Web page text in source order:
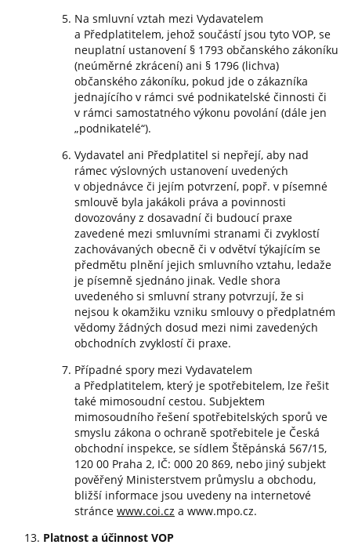
Na smluvní vztah mezi Vydavatelem
a Předplatitelem, jehož součástí jsou tyto VOP, se
neuplatní ustanovení § 1793 občanského zákoníku
(neúměrné zkrácení) ani § 1796 (lichva)
občanského zákoníku, pokud jde o zákazníka
jednajícího v rámci své podnikatelské činnosti či
v rámci samostatného výkonu povolání (dále jen
„podnikatelé“).
Vydavatel ani Předplatitel si nepřejí, aby nad
rámec výslovných ustanovení uvedených
v objednávce či jejím potvrzení, popř. v písemné
smlouvě byla jakákoli práva a povinnosti
dovozovány z dosavadní či budoucí praxe
zavedené mezi smluvními stranami či zvyklostí
zachovávaných obecně či v odvětví týkajícím se
předmětu plnění jejich smluvního vztahu, ledaže
je písemně sjednáno jinak. Vedle shora
uvedeného si smluvní strany potvrzují, že si
nejsou k okamžiku vzniku smlouvy o předplatném
vědomy žádných dosud mezi nimi zavedených
obchodních zvyklostí či praxe.
Případné spory mezi Vydavatelem
a Předplatitelem, který je spotřebitelem, lze řešit
také mimosoudní cestou. Subjektem
mimosoudního řešení spotřebitelských sporů ve
smyslu zákona o ochraně spotřebitele je Česká
obchodní inspekce, se sídlem Štěpánská 567/15,
120 00 Praha 2, IČ: 000 20 869, nebo jiný subjekt
pověřený Ministerstvem průmyslu a obchodu,
bližší informace jsou uvedeny na internetové
stránce www.coi.cz a www.mpo.cz.
Platnost a účinnost VOP